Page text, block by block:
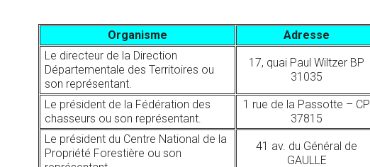
Organisme Adresse
Le directeur de la Direction
Départementale des Territoires ou
son représentant.
17, quai Paul Wiltzer BP
31035
Le président de la Fédération des
chasseurs ou son représentant.
1 rue de la Passotte – CP
37815
Le président du Centre National de la
Propriété Forestière ou son
41 av. du Général de
GAULLE